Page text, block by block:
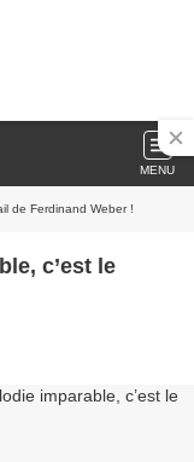
MENU
de Ferdinand Weber !
c’est le